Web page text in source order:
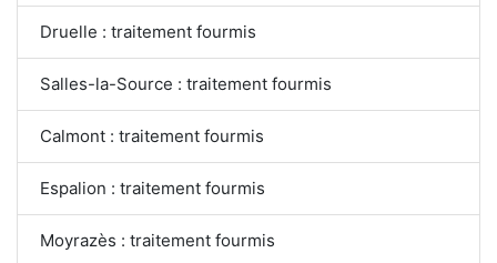
Druelle : traitement fourmis
Salles-la-Source : traitement fourmis
Calmont : traitement fourmis
Espalion : traitement fourmis
Moyrazès : traitement fourmis